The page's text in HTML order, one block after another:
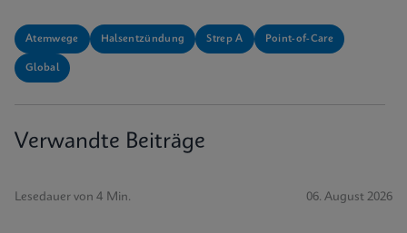
Atemwege Halsentzündung Strep A Point-of-Care
Global
Verwandte Beiträge
Lesedauer von 4 Min. 06. August 2026